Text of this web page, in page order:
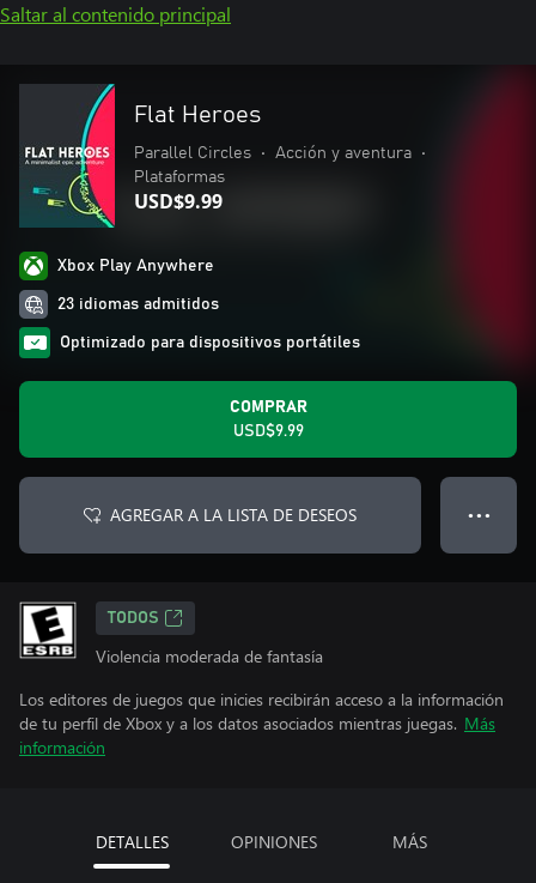
Saltar al contenido principal
Flat Heroes
Parallel Circles • Acción y aventura
•
Plataformas
USD$9.99
Xbox Play Anywhere
23 idiomas admitidos
Optimizado para dispositivos portátiles
COMPRAR
USD$9.99
AGREGAR A LA LISTA DE DESEOS ● ● ●
TODOS
Violencia moderada de fantasía
Los editores de juegos que inicies recibirán acceso a la información
de tu perfil de Xbox y a los datos asociados mientras juegas. Más
información
DETALLES OPINIONES MÁS